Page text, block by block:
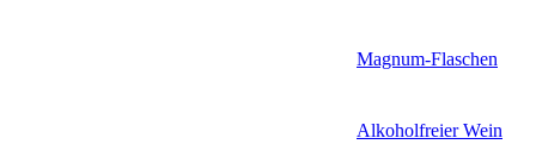
Magnum-Flaschen
Alkoholfreier Wein